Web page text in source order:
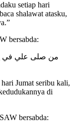
setiap hari
shalawat atasku,
bersabda:
من صلى علي في
Jumat seribu kali,
di
bersabda: